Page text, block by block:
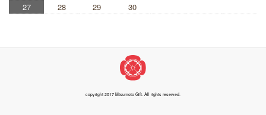
27
28 29 30
copyright 2017 Mtsumoto Gift. All rights reserved.